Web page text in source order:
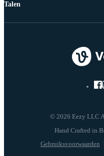
© 2026 Eezy LLC
Gebruiksvoorwaarden
Talen